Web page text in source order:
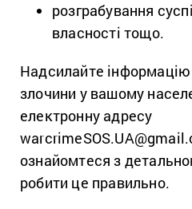
розграбування
власності тощо.
Надсилайте інформацію
злочини у вашому
електронну адресу
ознайомтеся з
робити це правильно.